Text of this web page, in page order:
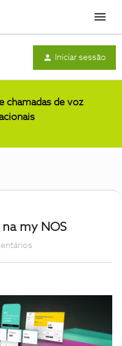
Menu
Iniciar sessão
chamadas de voz
my NOS